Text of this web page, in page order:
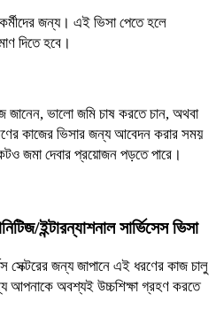
জন্য। এই ভিসা পেতে হলে
দিতে হবে।
জানেন, ভালো জমি চাষ করতে চান, অথবা
কাজের ভিসার জন্য আবেদন করার সময়
জমা দেবার প্রয়োজন পড়তে পারে।
ইন্টারন্যাশনাল সার্ভিসেস ভিসা
সেক্টরের জন্য জাপানে এই ধরণের কাজ চালু
আপনাকে অবশ্যই উচ্চশিক্ষা গ্রহণ করতে